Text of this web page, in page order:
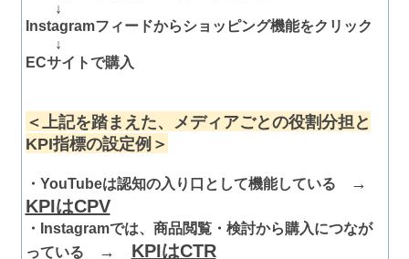
↓
Instagramフィードからショッピング機能をクリック
↓
ECサイトで購入
＜上記を踏まえた、メディアごとの役割分担と
KPI指標の設定例＞
・YouTubeは認知の入り口として機能している →
KPIはCPV
・Instagramでは、商品閲覧・検討から購入につなが
っている
→ KPIはCTR